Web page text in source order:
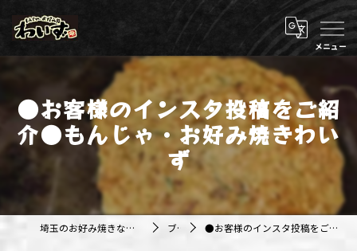
●お客様のインスタ投稿をご紹
介●もんじゃ・お好み焼きわい
ず
埼玉のお好み焼きなら株式会社アジルカンパニー ブログ ●お客様のインスタ投稿をご紹介●もんじゃ・お好み焼きわいず